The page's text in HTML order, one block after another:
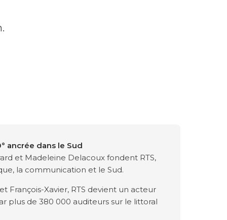
ancrée dans le Sud
et Madeleine Delacoux fondent RTS,
la communication et le Sud.
François-Xavier, RTS devient un acteur
plus de 380 000 auditeurs sur le littoral